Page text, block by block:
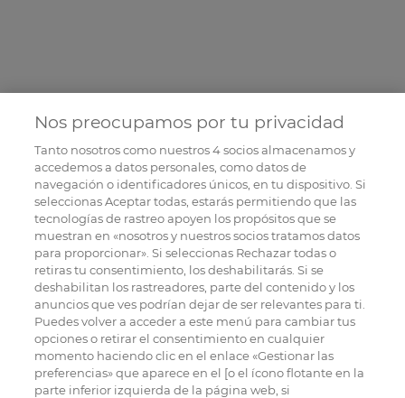
Nos preocupamos por tu privacidad
Tanto nosotros como nuestros4socios almacenamos y
accedemos a datos personales, como datos de
navegación o identificadores únicos, en tu dispositivo. Si
seleccionas Aceptar todas, estarás permitiendo que las
tecnologías de rastreo apoyen los propósitos que se
muestran en «nosotros y nuestros socios tratamos datos
para proporcionar». Si seleccionas Rechazar todas o
retiras tu consentimiento, los deshabilitarás. Si se
deshabilitan los rastreadores, parte del contenido y los
anuncios que ves podrían dejar de ser relevantes para ti.
Puedes volver a acceder a este menú para cambiar tus
opciones o retirar el consentimiento en cualquier
momento haciendo clic en el enlace «Gestionar las
preferencias» que aparece en el [o el ícono flotante en la
parte inferior izquierda de la página web, si